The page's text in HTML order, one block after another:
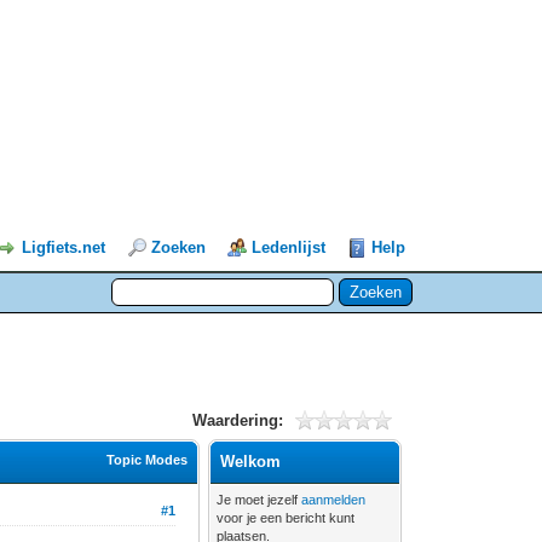
Ligfiets.net Zoeken Ledenlijst Help
Waardering:
Topic Modes
#1
Welkom
Je moet jezelfaanmelden
voor je een bericht kunt
plaatsen.